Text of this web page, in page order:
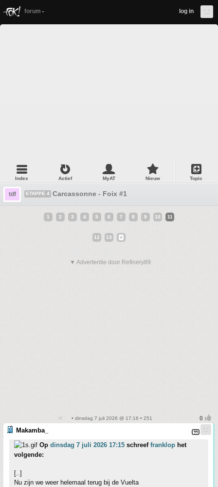
forum log in
Index Actief MyAT Nieuw Topic
tdf ETAPPE 4 Carcassonne - Foix #1
1 2 3 4 5 6 7 8 9 10 11
12 13
▼ Advertentie door Refinery89
• dinsdag 7 juli 2026 @ 17:16 • 251
Makamba_
Op dinsdag 7 juli 2026 17:15 schreef franklop het
volgende:
[..]
Nu zijn we weer helemaal terug bij de Vuelta